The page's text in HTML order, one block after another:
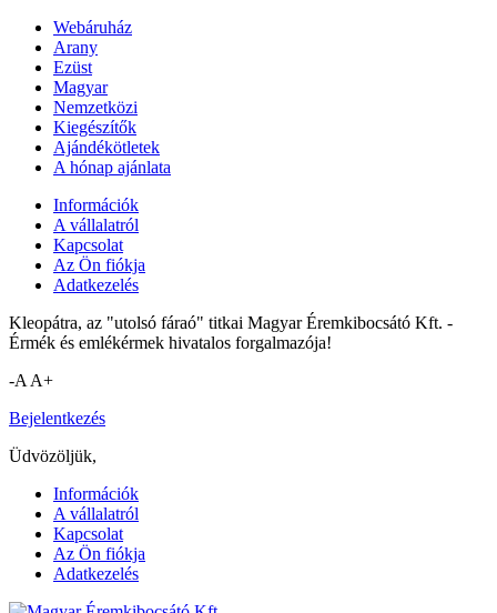
Webáruház
Arany
Ezüst
Magyar
Nemzetközi
Kiegészítők
Ajándékötletek
A hónap ajánlata
Információk
A vállalatról
Kapcsolat
Az Ön fiókja
Adatkezelés
Kleopátra, az "utolsó fáraó" titkai Magyar Éremkibocsátó Kft. -
Érmék és emlékérmek hivatalos forgalmazója!
-A A+
Bejelentkezés
Üdvözöljük,
Információk
A vállalatról
Kapcsolat
Az Ön fiókja
Adatkezelés